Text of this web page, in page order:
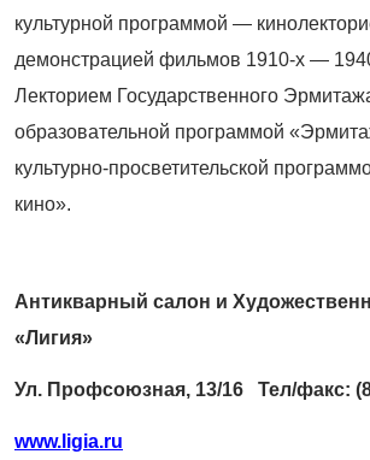
культурной программой —
демонстрацией фильмов 1910-х —
Лекторием Государственного
образовательной программой
культурно-просветительской
кино».
Антикварный салон и
«Лигия»
Ул. Профсоюзная, 13/16 Тел/факс:
www.ligia.ru